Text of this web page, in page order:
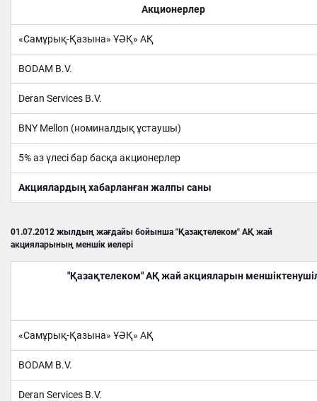
Акционерлер
«Самұрық-Қазына» ҰӘҚ» АҚ
BODAM B.V.
Deran Services B.V.
BNY Mellon (номиналдық ұстаушы)
5% аз үлесі бар басқа акционерлер
Акциялардың хабарланған жалпы саны
01.07.2012 жылдың жағдайы бойынша "Қазақтелеком" АҚ жай
акцияларының меншік иелері
"Қазақтелеком" АҚ жайакцияларын
«Самұрық-Қазына» ҰӘҚ» АҚ
BODAM B.V.
Deran Services B.V.